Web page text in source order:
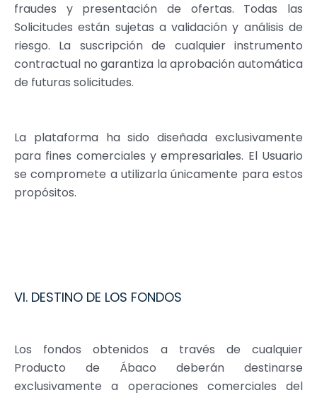
fraudes y presentación de ofertas. Todas las
Solicitudes están sujetas a validación y análisis de
riesgo. La suscripción de cualquier instrumento
contractual no garantiza la aprobación automática
de futuras solicitudes.
La plataforma ha sido diseñada exclusivamente
para fines comerciales y empresariales. El Usuario
se compromete a utilizarla únicamente para estos
propósitos.
VI. DESTINO DE LOS FONDOS
Los fondos obtenidos a través de cualquier
Producto de Ábaco deberán destinarse
exclusivamente a operaciones comerciales del